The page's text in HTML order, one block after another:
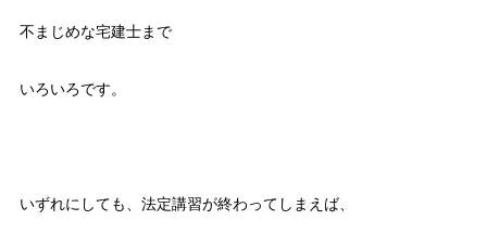
不まじめな宅建士まで
いろいろです。
いずれにしても、法定講習が終わってしまえば、